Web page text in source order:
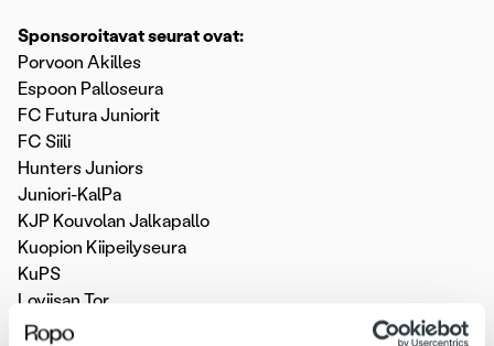
Sponsoroitavat seurat ovat:
Porvoon Akilles
Espoon Palloseura
FC Futura Juniorit
FC Siili
Hunters Juniors
Juniori-KalPa
KJP Kouvolan Jalkapallo
Kuopion Kiipeilyseura
KuPS
Loviisan Tor
Pallokissat